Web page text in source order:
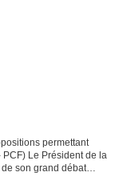
permettant
PCF) Le Président de la
son grand débat